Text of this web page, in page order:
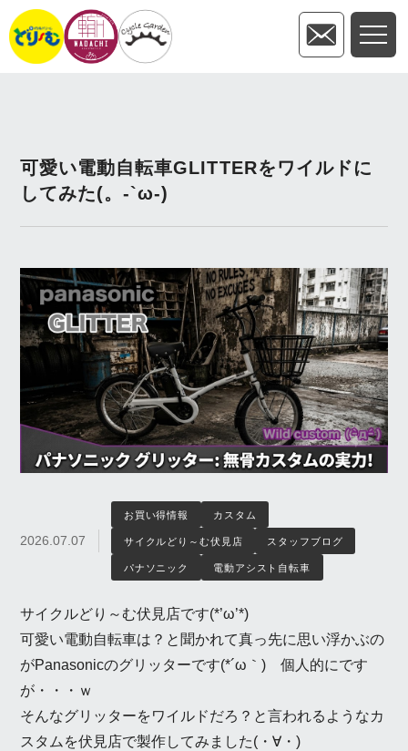
可愛い電動自転車GLITTERをワイルドに
してみた(。-`ω-)
2026.07.07
お買い得情報 カスタム
サイクルどり～む伏見店 スタッフブログ
パナソニック 電動アシスト自転車
サイクルどり～む伏見店です(*’ω’*)
可愛い電動自転車は？と聞かれて真っ先に思い浮かぶの
がPanasonicのグリッターです(*´ω｀) 個人的にです
が・・・ｗ
そんなグリッターをワイルドだろ？と言われるようなカ
スタムを伏見店で製作してみました(・∀・)